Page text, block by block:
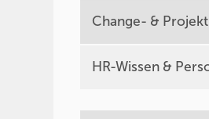
Change- &
HR-Wissen &